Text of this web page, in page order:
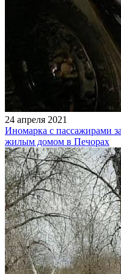
24 апреля 2021
Иномарка с пассажирами
жилым домом в Печорах